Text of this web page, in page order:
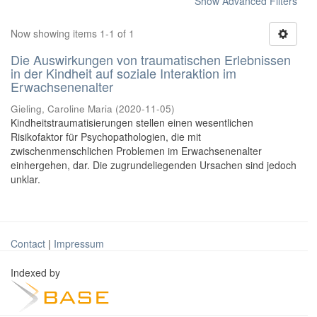
Now showing items 1-1 of 1
Die Auswirkungen von traumatischen Erlebnissen
in der Kindheit auf soziale Interaktion im
Erwachsenenalter
Gieling, Caroline Maria (2020-11-05)
Kindheitstraumatisierungen stellen einen wesentlichen
Risikofaktor für Psychopathologien, die mit
zwischenmenschlichen Problemen im Erwachsenenalter
einhergehen, dar. Die zugrundeliegenden Ursachen sind jedoch
unklar.
Contact | Impressum
Indexed by